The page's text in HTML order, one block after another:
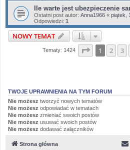
Ile warte jest ubezpieczenie
Ostatni post autor: Anna1966 « piątek,
Odpowiedzi: 1
NOWY TEMAT
Tematy: 1424 Strona1 z36
1 2 3
TWOJE UPRAWNIENIA NA TYM FORUM
Nie możesz tworzyć nowych tematów
Nie możesz odpowiadać w tematach
Nie możesz zmieniać swoich postów
Nie możesz usuwać swoich postów
Nie możesz dodawać załączników
Strona główna